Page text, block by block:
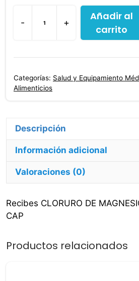
-
Cloruro
De
Magnesio
Vitamina
cantidad
+
Añadir al
carrito
Categorías: Salud y Equipamiento
Alimenticios
Información adicional
Valoraciones (0)
Recibes CLORURO DE
CAP
Productos relacionados